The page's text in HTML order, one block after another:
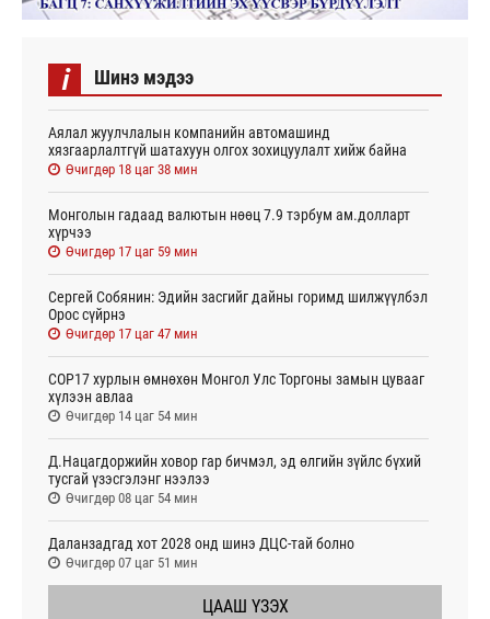
i Шинэ мэдээ
Аялал жуулчлалын компанийн автомашинд
хязгаарлалтгүй шатахуун олгох зохицуулалт хийж байна
Өчигдөр 18 цаг 38 мин
Монголын гадаад валютын нөөц 7.9 тэрбум ам.долларт
хүрчээ
Өчигдөр 17 цаг 59 мин
Сергей Собянин: Эдийн засгийг дайны горимд шилжүүлбэл
Орос сүйрнэ
Өчигдөр 17 цаг 47 мин
COP17 хурлын өмнөхөн Монгол Улс Торгоны замын цувааг
хүлээн авлаа
Өчигдөр 14 цаг 54 мин
Д.Нацагдоржийн ховор гар бичмэл, эд өлгийн зүйлс бүхий
тусгай үзэсгэлэнг нээлээ
Өчигдөр 08 цаг 54 мин
Даланзадгад хот 2028 онд шинэ ДЦС-тай болно
Өчигдөр 07 цаг 51 мин
ЦААШ ҮЗЭХ